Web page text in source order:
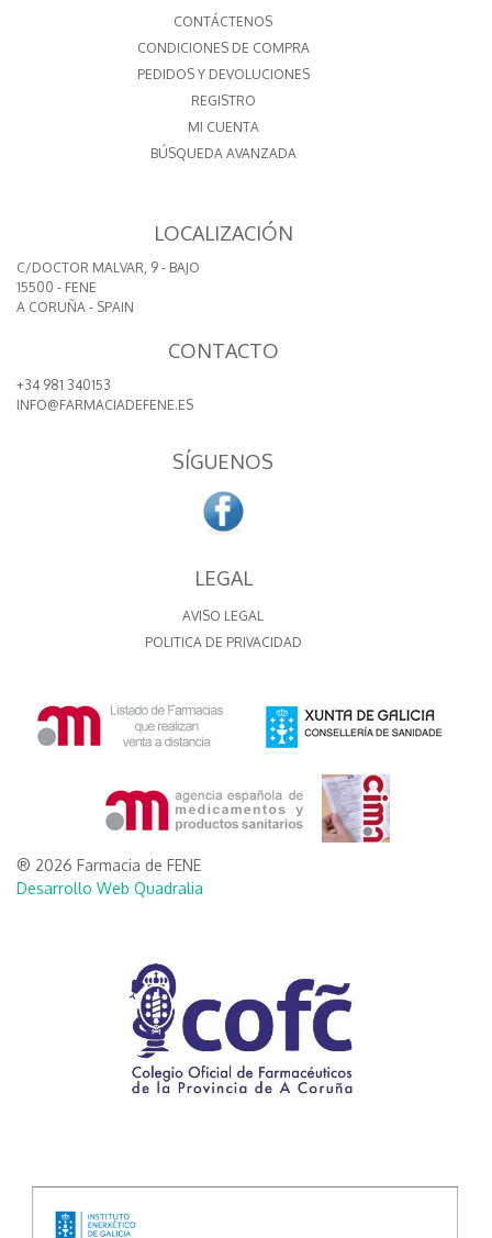
CONTÁCTENOS
CONDICIONES DE COMPRA
PEDIDOS Y DEVOLUCIONES
REGISTRO
MI CUENTA
BÚSQUEDA AVANZADA
LOCALIZACIÓN
C/DOCTOR MALVAR, 9 - BAJO
15500 - FENE
A CORUÑA - SPAIN
CONTACTO
+34 981 340153
INFO@FARMACIADEFENE.ES
SÍGUENOS
LEGAL
AVISO LEGAL
POLITICA DE PRIVACIDAD
® 2026 Farmacia de FENE
Desarrollo Web Quadralia